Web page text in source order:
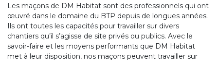
Les maçons de DM Habitat sont des professionnels qui ont
œuvré dans le domaine du BTP depuis de longues années.
Ils ont toutes les capacités pour travailler sur divers
chantiers qu’il s’agisse de site privés ou publics. Avec le
savoir-faire et les moyens performants que DM Habitat
met à leur disposition, nos maçons peuvent travailler sur